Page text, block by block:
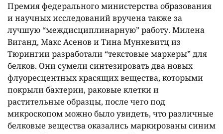
Премия федерального министерства образования
и научных исследований вручена также за
лучшую “междисциплинарную” работу. Милена
Виганд, Макс Асенов и Тина Мункевитц из
Тюрингии разработали “текстовые маркеры” для
белков. Они сумели синтезировать два новых
флуоресцентных красящих вещества, которыми
покрыли бактерии, раковые клетки и
растительные образцы, после чего под
микроскопом можно было увидеть, что различные
белковые вещества оказались маркированы синим